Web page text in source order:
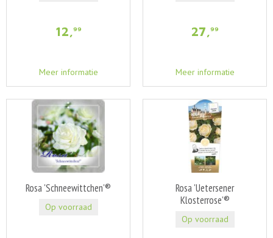
12,99
Meer informatie
27,99
Meer informatie
Rosa 'Schneewittchen'®
Op voorraad
Rosa 'Uetersener
Klosterrose'®
Op voorraad